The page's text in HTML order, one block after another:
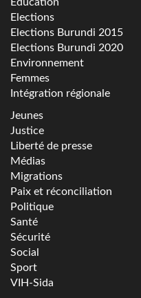
Elections
Elections Burundi 2015
Elections Burundi 2020
Environnement
Femmes
Intégration régionale
Jeunes
Justice
Liberté de presse
Médias
Migrations
Paix et réconciliation
Politique
Santé
Sécurité
Social
Sport
VIH-Sida